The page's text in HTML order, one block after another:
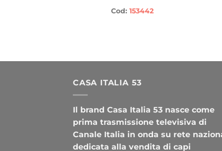
Cod: 153442
CASA ITALIA 53
Il brand Casa Italia 53 nasce come
prima trasmissione televisiva di
Canale Italia in onda su rete
dedicata alla vendita di capi